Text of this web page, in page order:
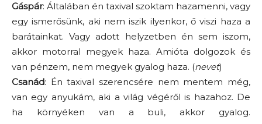
Gáspár: Általában én taxival szoktam hazamenni, vagy
egy ismerősünk, aki nem iszik ilyenkor, ő viszi haza a
barátainkat. Vagy adott helyzetben én sem iszom,
akkor motorral megyek haza. Amióta dolgozok és
van pénzem, nem megyek gyalog haza. (nevet)
Csanád: Én taxival szerencsére nem mentem még,
van egy anyukám, aki a világ végéről is hazahoz. De
ha környéken van a buli, akkor gyalog.